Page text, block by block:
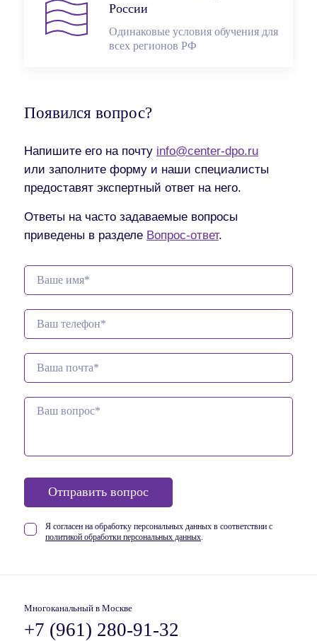
России
Одинаковые условия обучения для
всех регионов РФ
Появился вопрос?
Напишите его на почту info@center-dpo.ru
или заполните форму и наши специалисты
предоставят экспертный ответ на него.
Ответы на часто задаваемые вопросы
приведены в разделе Вопрос-ответ.
Отправить вопрос
Я согласен на обработку персональных данных в соответствии с
политикой обработки персональных данных
Многоканальный в Москве
+7 (961) 280-91-32